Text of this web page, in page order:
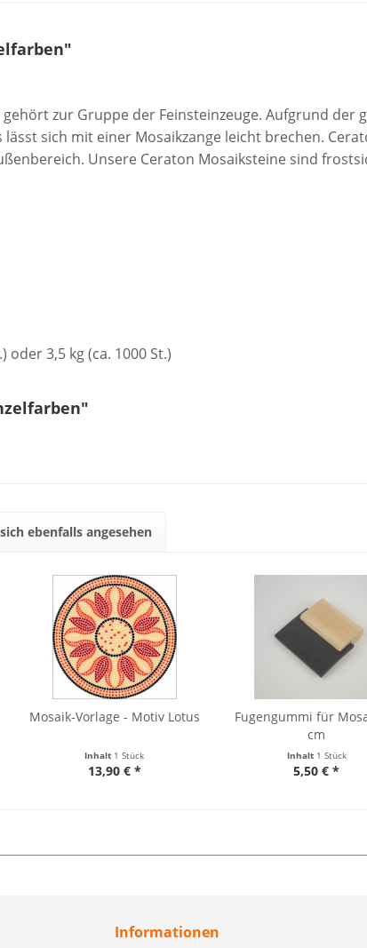
zur Gruppe der Feinsteinzeuge. Aufgrund der
sich mit einer Mosaikzange leicht brechen.
Unsere Ceraton Mosaiksteine sind
oder 3,5 kg (ca. 1000 St.)
ebenfalls angesehen
Mosaik-Vorlage - Motiv Lotus
Inhalt 1 Stück
13,90 € *
Fugengummi für
cm
Inhalt 1 Stück
5,50 € *
Informationen